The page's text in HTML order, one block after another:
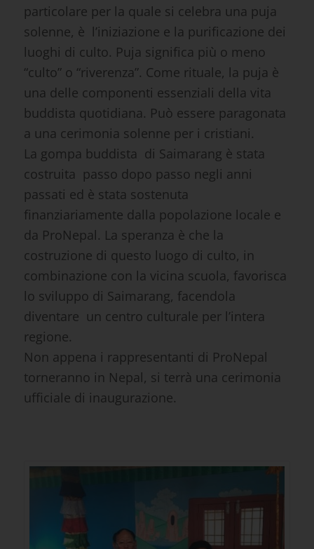
Sia nell’induismo che nel buddhismo si
celebrano varie forme di Puja, sia in ambito
privato che pubblico. Un’occasione
particolare per la quale si celebra una puja
solenne, è l’iniziazione e la purificazione dei
luoghi di culto. Puja significa più o meno
“culto” o “riverenza”. Come rituale, la puja è
una delle componenti essenziali della vita
buddista quotidiana. Può essere paragonata
a una cerimonia solenne per i cristiani.
La gompa buddista di Saimarang è stata
costruita passo dopo passo negli anni
passati ed è stata sostenuta
finanziariamente dalla popolazione locale e
da ProNepal. La speranza è che la
costruzione di questo luogo di culto, in
combinazione con la vicina scuola, favorisca
lo sviluppo di Saimarang, facendola
diventare un centro culturale per l’intera
regione.